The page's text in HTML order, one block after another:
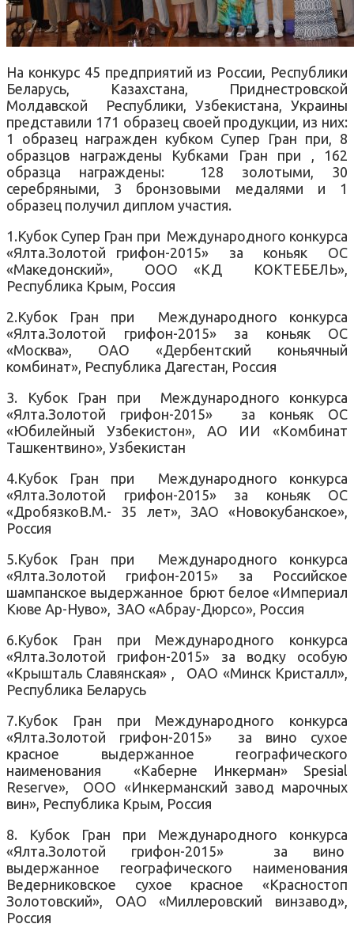
На конкурс 45 предприятий из России, Республики
Беларусь, Казахстана, Приднестровской
Молдавской Республики, Узбекистана, Украины
представили 171 образец своей продукции, из них:
1 образец награжден кубком Супер Гран при, 8
образцов награждены Кубками Гран при , 162
образца награждены: 128 золотыми, 30
серебряными, 3 бронзовыми медалями и 1
образец получил диплом участия.
1.Кубок Супер Гран при Международного конкурса
«Ялта.Золотой грифон-2015» за коньяк ОС
«Македонский», ООО «КД КОКТЕБЕЛЬ»,
Республика Крым, Россия
2.Кубок Гран при Международного конкурса
«Ялта.Золотой грифон-2015» за коньяк ОС
«Москва», ОАО «Дербентский коньячный
комбинат», Республика Дагестан, Россия
3. Кубок Гран при Международного конкурса
«Ялта.Золотой грифон-2015» за коньяк ОС
«Юбилейный Узбекистон», АО ИИ «Комбинат
Ташкентвино», Узбекистан
4.Кубок Гран при Международного конкурса
«Ялта.Золотой грифон-2015» за коньяк ОС
«ДробязкоВ.М.- 35 лет», ЗАО «Новокубанское»,
Россия
5.Кубок Гран при Международного конкурса
«Ялта.Золотой грифон-2015» за Российское
шампанское выдержанное брют белое «Империал
Кюве Ар-Нуво», ЗАО «Абрау-Дюрсо», Россия
6.Кубок Гран при Международного конкурса
«Ялта.Золотой грифон-2015» за водку особую
«Крышталь Славянская» , ОАО «Минск Кристалл»,
Республика Беларусь
7.Кубок Гран при Международного конкурса
«Ялта.Золотой грифон-2015» за вино сухое
красное выдержанное географического
наименования «Каберне Инкерман» Spesial
Reserve», ООО «Инкерманский завод марочных
вин», Республика Крым, Россия
8. Кубок Гран при Международного конкурса
«Ялта.Золотой грифон-2015» за вино
выдержанное географического наименования
Ведерниковское сухое красное «Красностоп
Золотовский», ОАО «Миллеровский винзавод»,
Россия